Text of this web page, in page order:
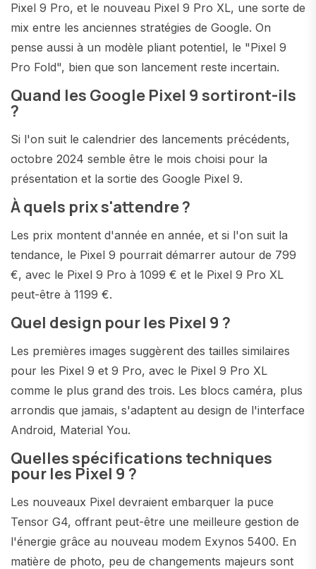
Pixel 9 Pro, et le nouveau Pixel 9 Pro XL, une sorte de
mix entre les anciennes stratégies de Google. On
pense aussi à un modèle pliant potentiel, le "Pixel 9
Pro Fold", bien que son lancement reste incertain.
Quand les Google Pixel 9 sortiront-ils
?
Si l'on suit le calendrier des lancements précédents,
octobre 2024 semble être le mois choisi pour la
présentation et la sortie des Google Pixel 9.
À quels prix s'attendre ?
Les prix montent d'année en année, et si l'on suit la
tendance, le Pixel 9 pourrait démarrer autour de 799
€, avec le Pixel 9 Pro à 1099 € et le Pixel 9 Pro XL
peut-être à 1199 €.
Quel design pour les Pixel 9 ?
Les premières images suggèrent des tailles similaires
pour les Pixel 9 et 9 Pro, avec le Pixel 9 Pro XL
comme le plus grand des trois. Les blocs caméra, plus
arrondis que jamais, s'adaptent au design de l'interface
Android, Material You.
Quelles spécifications techniques
pour les Pixel 9 ?
Les nouveaux Pixel devraient embarquer la puce
Tensor G4, offrant peut-être une meilleure gestion de
l'énergie grâce au nouveau modem Exynos 5400. En
matière de photo, peu de changements majeurs sont